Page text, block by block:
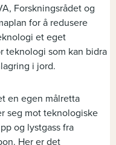
Forskningsrådet og
for å redusere
et eget
teknologi som kan bidra
i jord.
en egen målretta
seg mot teknologiske
og lystgass fra
Her er det